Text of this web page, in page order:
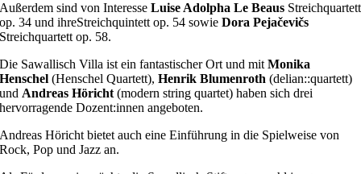
Außerdem sind von InteresseLuise Adolpha Le Beaus Streichquartett
op. 34 und ihreStreichquintett op. 54 sowieDora Pejačevičs
Streichquartett op. 58.
Die Sawallisch Villa ist ein fantastischer Ort und mitMonika
Henschel (Henschel Quartett),Henrik Blumenroth(delian::quartett)
und Andreas Höricht(modern string quartet) haben sich drei
hervorragende Dozent:innen angeboten.
Andreas Höricht bietet auch eine Einführung in die Spielweise von
Rock, Pop und Jazz an.